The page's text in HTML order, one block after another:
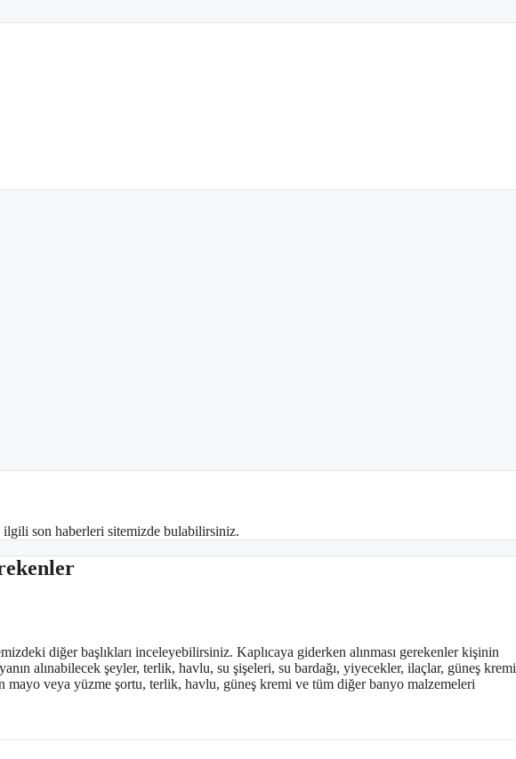
ilgili son haberleri sitemizde bulabilirsiniz.
diğer başlıkları inceleyebilirsiniz. Kaplıcaya giderken alınması gerekenler kişinin
alınabilecek şeyler, terlik, havlu, su şişeleri, su bardağı, yiyecekler, ilaçlar, güneş kremi
mayo veya yüzme şortu, terlik, havlu, güneş kremi ve tüm diğer banyo malzemeleri